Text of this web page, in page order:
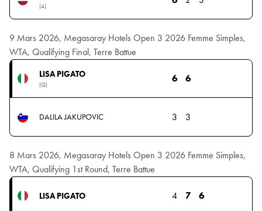
(4)
9 Mars 2026, Megasaray Hotels Open 3 2026 Femme Simples,
WTA, Qualifying Final, Terre Battue
LISA PIGATO
(Q)
6 6
DALILA JAKUPOVIC 3 3
8 Mars 2026, Megasaray Hotels Open 3 2026 Femme Simples,
WTA, Qualifying 1st Round, Terre Battue
LISA PIGATO 4 7 6